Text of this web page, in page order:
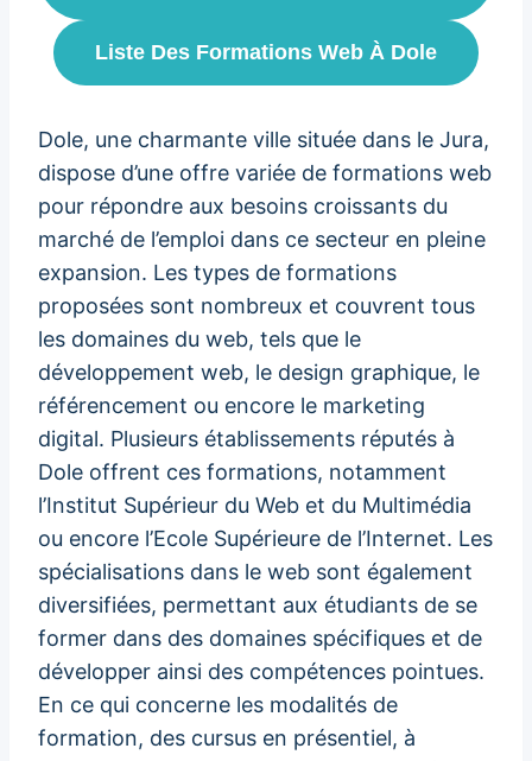
Liste Des Formations Web À Dole
Dole, une charmante ville située dans le Jura,
dispose d’une offre variée de formations web
pour répondre aux besoins croissants du
marché de l’emploi dans ce secteur en pleine
expansion. Les types de formations
proposées sont nombreux et couvrent tous
les domaines du web, tels que le
développement web, le design graphique, le
référencement ou encore le marketing
digital. Plusieurs établissements réputés à
Dole offrent ces formations, notamment
l’Institut Supérieur du Web et du Multimédia
ou encore l’Ecole Supérieure de l’Internet. Les
spécialisations dans le web sont également
diversifiées, permettant aux étudiants de se
former dans des domaines spécifiques et de
développer ainsi des compétences pointues.
En ce qui concerne les modalités de
formation, des cursus en présentiel, à